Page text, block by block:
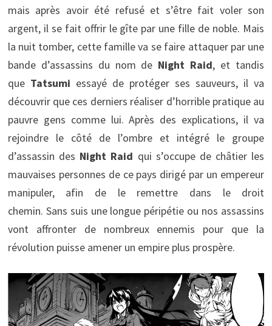
mais après avoir été refusé et s’être fait voler son
argent, il se fait offrir le gîte par une fille de noble. Mais
la nuit tomber, cette famille va se faire attaquer par une
bande d’assassins du nom de Night Raid, et tandis
que Tatsumi essayé de protéger ses sauveurs, il va
découvrir que ces derniers réaliser d’horrible pratique au
pauvre gens comme lui. Après des explications, il va
rejoindre le côté de l’ombre et intégré le groupe
d’assassin des Night Raid qui s’occupe de châtier les
mauvaises personnes de ce pays dirigé par un empereur
manipuler, afin de le remettre dans le droit
chemin. Sans suis une longue péripétie ou nos assassins
vont affronter de nombreux ennemis pour que la
révolution puisse amener un empire plus prospère.